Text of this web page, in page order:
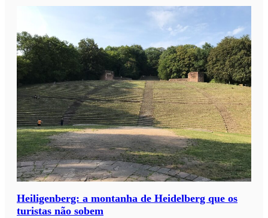
Heiligenberg: a montanha de Heidelberg que os
turistas não sobem